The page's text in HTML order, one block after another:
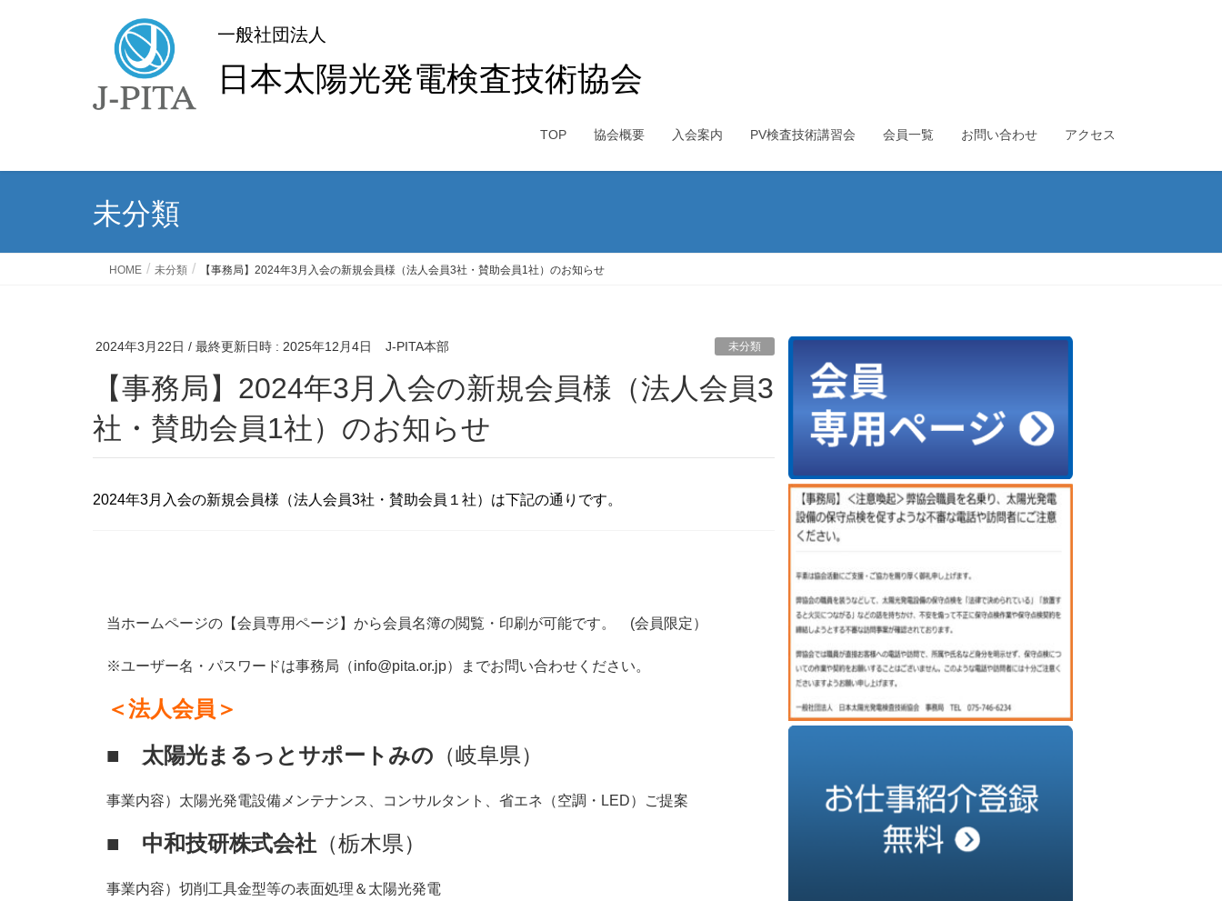
一般社団法人
日本太陽光発電検査技術協会
TOP 協会概要 入会案内 PV検査技術講習会 会員一覧 お問い合わせ アクセス
未分類
HOME 未分類 【事務局】2024年3月入会の新規会員様（法人会員3社・賛助会員1社）のお知らせ
2024年3月22日 / 最終更新日時 : 2025年12月4日 J-PITA本部 未分類
【事務局】2024年3月入会の新規会員様（法人会員3
社・賛助会員1社）のお知らせ
2024年3月入会の新規会員様（法人会員3社・賛助会員１ 社）は下記の通りです。
当ホームページの【会員専用ページ】から会員名簿の閲覧・印刷が可能です。 (会員限定）
※ユーザー名・パスワードは事務局（info@pita.or.jp）までお問い合わせください。
＜法人会員＞
■ 太陽光まるっとサポートみの （岐阜県）
事業内容）太陽光発電設備メンテナンス、コンサルタント、省エネ（空調・LED）ご提案
■ 中和技研株式会社 （栃木県）
事業内容）切削工具金型等の表面処理＆太陽光発電